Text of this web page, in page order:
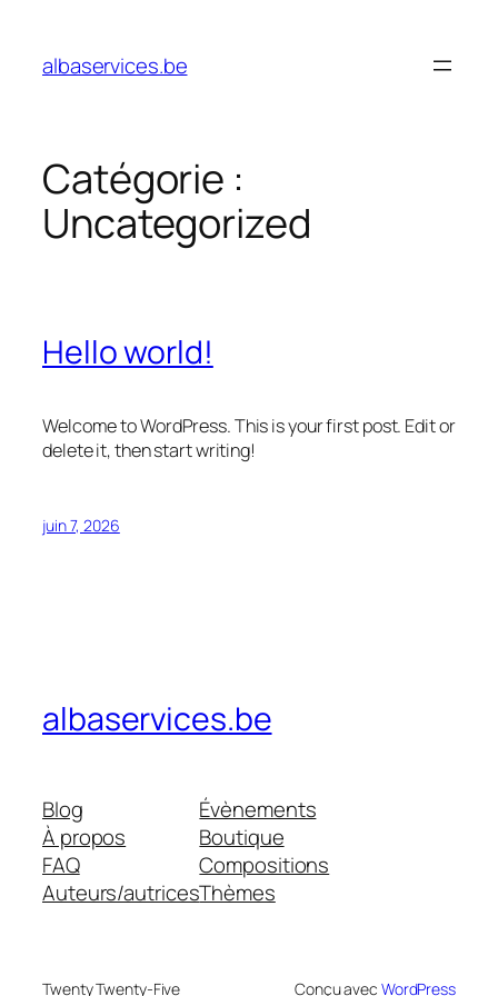
contenu
albaservices.be
Catégorie :
Uncategorized
Hello world!
Welcome to WordPress. This is your first post. Edit or
delete it, then start writing!
juin 7, 2026
albaservices.be
Blog
À propos
FAQ
Auteurs/autrices
Évènements
Boutique
Compositions
Thèmes
Twenty Twenty-Five Conçu avec WordPress